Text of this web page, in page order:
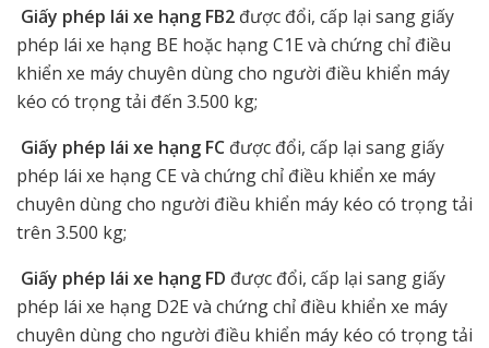
Giấy phép lái xe hạng FB2 được đổi, cấp lại sang giấy
phép lái xe hạng BE hoặc hạng C1E và chứng chỉ điều
khiển xe máy chuyên dùng cho người điều khiển máy
kéo có trọng tải đến 3.500 kg;
Giấy phép lái xe hạng FC được đổi, cấp lại sang giấy
phép lái xe hạng CE và chứng chỉ điều khiển xe máy
chuyên dùng cho người điều khiển máy kéo có trọng tải
trên 3.500 kg;
Giấy phép lái xe hạng FD được đổi, cấp lại sang giấy
phép lái xe hạng D2E và chứng chỉ điều khiển xe máy
chuyên dùng cho người điều khiển máy kéo có trọng tải